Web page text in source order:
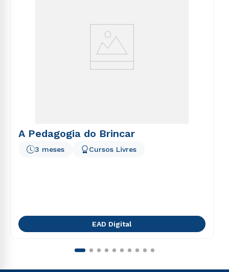
A Pedagogia do Brincar
3 meses Cursos Livres
EAD Digital